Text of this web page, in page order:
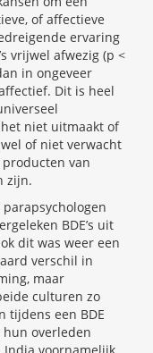
of affectieve
ervaring
vrijwel afwezig (p <
in ongeveer
Dit is heel
niet uitmaakt of
of niet verwacht
producten van
zijn.
BDE’s uit
dit was weer een
verschil in
maar
culturen zo
tijdens een BDE
overleden
voornamelijk